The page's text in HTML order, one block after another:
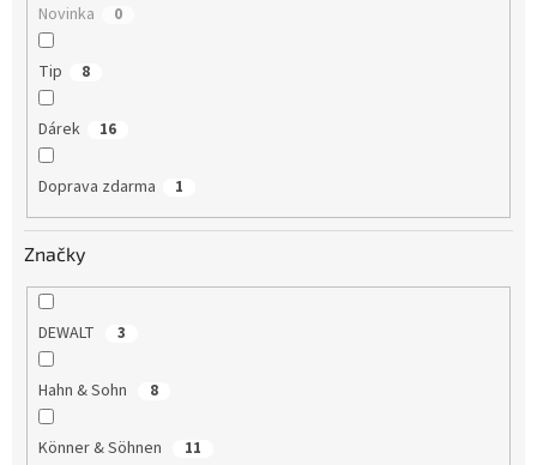
Novinka 0
Tip 8
Dárek 16
Doprava zdarma 1
Značky
DEWALT 3
Hahn & Sohn 8
Könner & Söhnen 11